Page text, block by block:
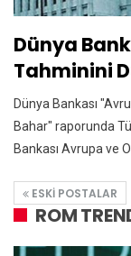
Dünya
Tahminini
Dünya Bankası
Bahar" raporunda
Bankası Avrupa ve
ESKI POSTALAR
ROM